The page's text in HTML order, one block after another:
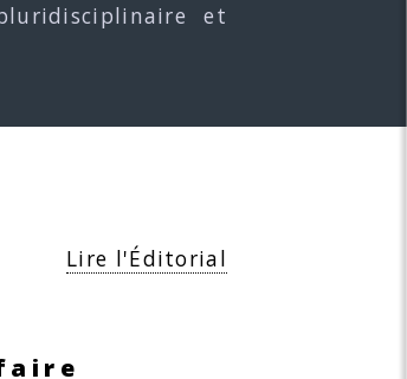
et
Lire l'Éditorial